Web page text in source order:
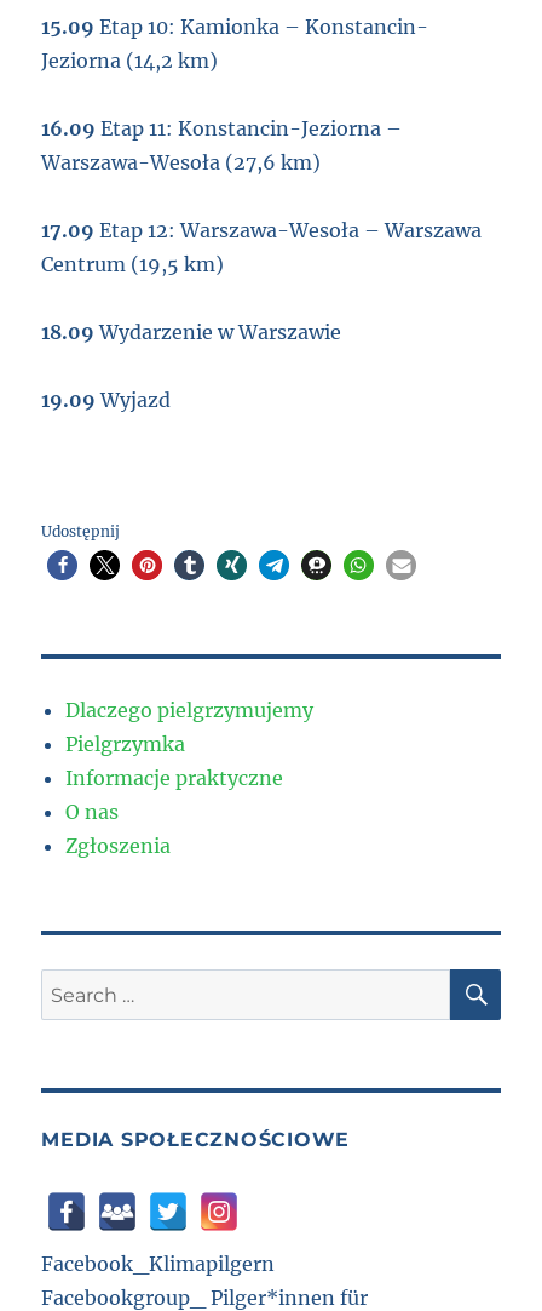
15.09 Etap 10: Kamionka – Konstancin-
Jeziorna (14,2 km)
16.09 Etap 11: Konstancin-Jeziorna –
Warszawa-Wesoła (27,6 km)
17.09 Etap 12: Warszawa-Wesoła – Warszawa
Centrum (19,5 km)
18.09 Wydarzenie w Warszawie
19.09 Wyjazd
Udostępnij
Dlaczego pielgrzymujemy
Pielgrzymka
Informacje praktyczne
O nas
Zgłoszenia
Search
for:
MEDIA SPOŁECZNOŚCIOWE
Facebook_Klimapilgern
Facebookgroup_ Pilger*innen für